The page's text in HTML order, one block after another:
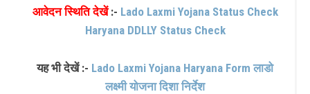
आवेदन स्थिति देखें:- Lado Laxmi Yojana Status Check
Haryana DDLLY Status Check
यह भी देखें :- Lado Laxmi Yojana Haryana Form लाडो
लक्ष्मी योजना दिशा निर्देश